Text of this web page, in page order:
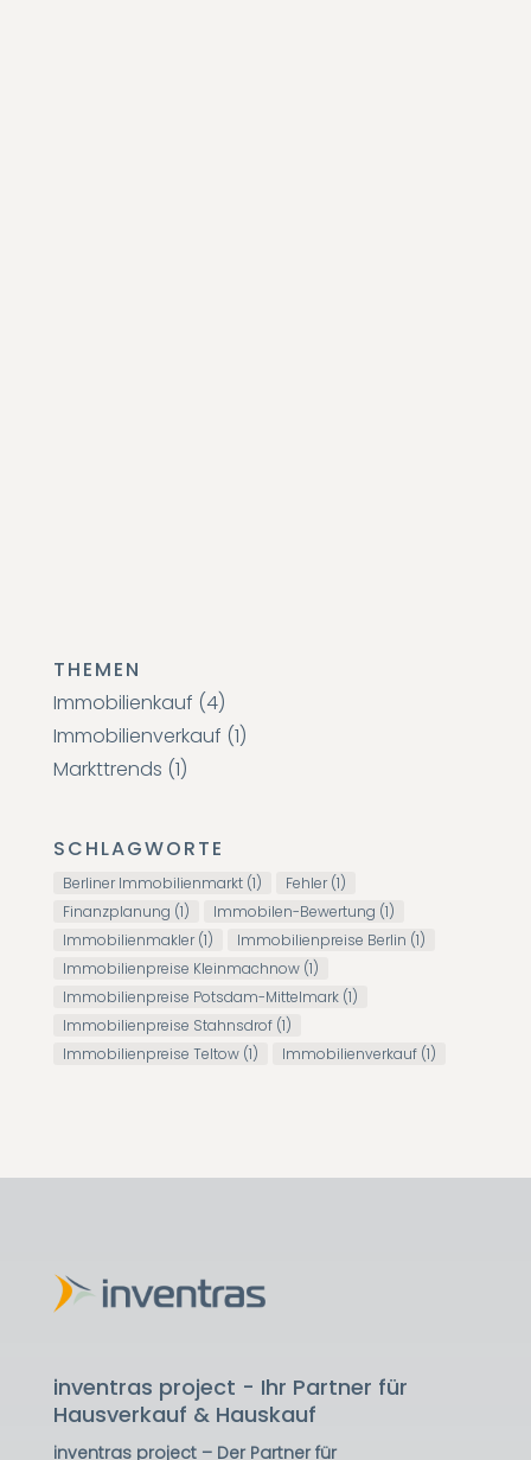
THEMEN
Immobilienkauf (4)
Immobilienverkauf (1)
Markttrends (1)
SCHLAGWORTE
Berliner Immobilienmarkt(1) Fehler(1)
Finanzplanung (1) Immobilen-Bewertung (1)
Immobilienmakler(1) Immobilienpreise Berlin (1)
Immobilienpreise Kleinmachnow(1)
Immobilienpreise Potsdam-Mittelmark(1)
Immobilienpreise Stahnsdrof(1)
Immobilienpreise Teltow(1) Immobilienverkauf(1)
inventras project - Ihr Partner für
Hausverkauf & Hauskauf
inventras project – Der Partner für